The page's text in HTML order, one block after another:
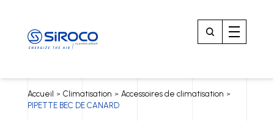
Accueil > Climatisation > Accessoires de climatisation >
PIPETTE BEC DE CANARD